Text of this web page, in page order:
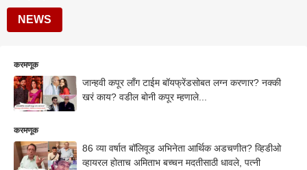
NEWS
करमणूक
जान्हवी कपूर लाँग टाईम बॉयफ्रेंडसोबत लग्न करणार? नक्की
खरं काय? वडील बोनी कपूर म्हणाले...
करमणूक
86 व्या वर्षात बॉलिवूड अभिनेता आर्थिक अडचणीत? व्हिडीओ
व्हायरल होताच अमिताभ बच्चन मदतीसाठी धावले, पत्नी